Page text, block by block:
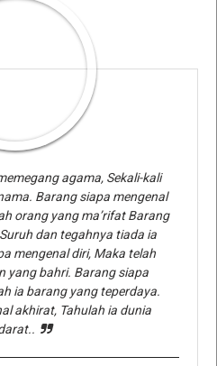
agama, Sekali-kali
Barang siapa mengenal
orang yang ma’rifat Barang
dan tegahnya tiada ia
mengenal diri, Maka telah
yang bahri. Barang siapa
ia barang yang teperdaya.
akhirat, Tahulah ia dunia